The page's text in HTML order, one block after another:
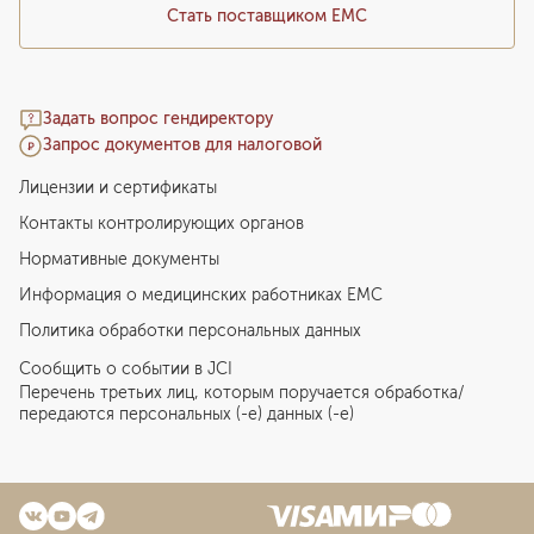
Стать поставщиком ЕМС
Задать вопрос гендиректору
Запрос документов для налоговой
Лицензии и сертификаты
Контакты контролирующих органов
Нормативные документы
Информация о медицинских работниках EMC
Политика обработки персональных данных
Сообщить о событии в JCI
Перечень третьих лиц, которым поручается обработка/
передаются персональных (-е) данных (-е)